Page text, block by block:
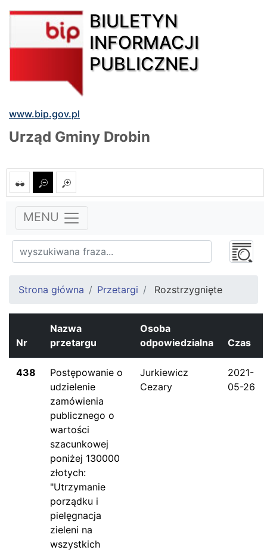
BIULETYN
INFORMACJI
PUBLICZNEJ
www.bip.gov.pl
Urząd Gminy Drobin
MENU
Strona główna Przetargi Rozstrzygnięte
Nr
Nazwa
przetargu
Osoba
odpowiedzialna
Czas
438
Postępowanie o
udzielenie
zamówienia
publicznego o
wartości
szacunkowej
poniżej 130000
złotych:
"Utrzymanie
porządku i
pielęgnacja
zieleni na
wszystkich
Jurkiewicz
Cezary
2021-
05-26